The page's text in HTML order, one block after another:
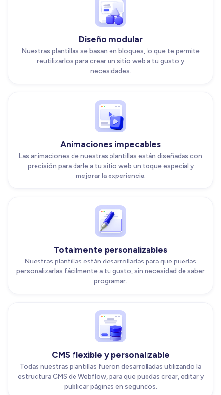
Diseño modular
Nuestras plantillas se basan en bloques, lo que te permite
reutilizarlos para crear un sitio web a tu gusto y
necesidades.
Animaciones impecables
Las animaciones de nuestras plantillas están diseñadas con
precisión para darle a tu sitio web un toque especial y
mejorar la experiencia.
Totalmente personalizables
Nuestras plantillas están desarrolladas para que puedas
personalizarlas fácilmente a tu gusto, sin necesidad de saber
programar.
CMS flexible y personalizable
Todas nuestras plantillas fueron desarrolladas utilizando la
estructura CMS de Webflow, para que puedas crear, editar y
publicar páginas en segundos.